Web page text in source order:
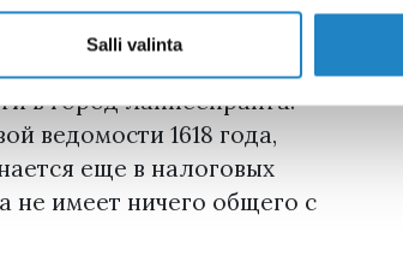
Salli valinta
такое как,
придуманное
в город Лаппеенранта.
ведомости 1618 года,
еще в налоговых
не имеет ничего общего с